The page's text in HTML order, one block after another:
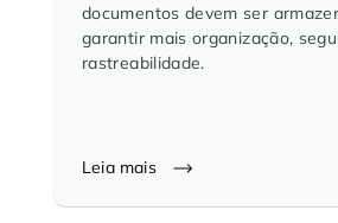
documentos devem ser
garantir mais organização,
rastreabilidade.
Leia mais